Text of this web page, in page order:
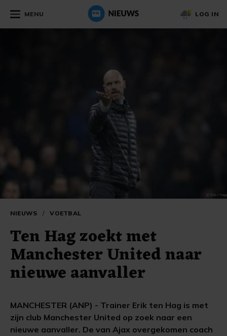
MENU LOG IN
NIEUWS / VOETBAL
Ten Hag zoekt met
Manchester United naar
nieuwe aanvaller
MANCHESTER (ANP) - Trainer Erik ten Hag is met
zijn club Manchester United op zoek naar een
nieuwe aanvaller. De van Ajax overgekomen coach